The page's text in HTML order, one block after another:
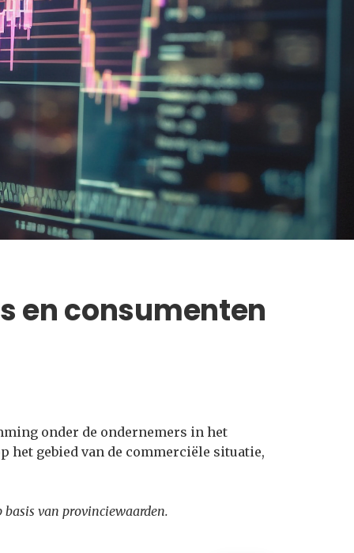
en consumenten
onder de ondernemers in het
het gebied van de commerciële situatie,
van provinciewaarden.